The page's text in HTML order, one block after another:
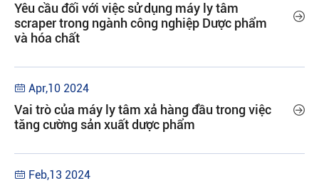
Yêu cầu đối với việc sử dụng máy ly tâm
scraper trong ngành công nghiệp Dược phẩm
và hóa chất

 Apr,10 2024
Vai trò của máy ly tâm xả hàng đầu trong việc
tăng cường sản xuất dược phẩm

 Feb,13 2024